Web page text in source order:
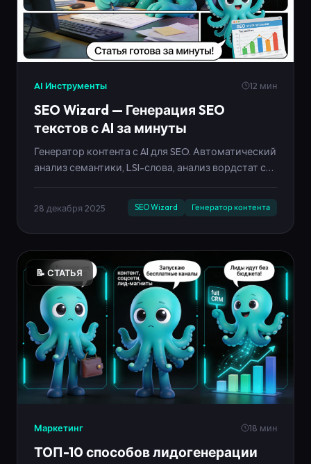
AI Инструменты 12 мин
SEO Wizard — Генерация SEO
текстов с AI за минуты
Генератор контента с AI для SEO. Автоматический
анализ семантики, LSI-слова, анализ вордстат с
28 декабря 2025 SEO Wizard Генератор контента
📝 СТАТЬЯ
Маркетинг 18 мин
ТОП-10 способов лидогенерации